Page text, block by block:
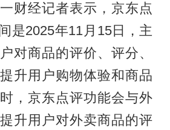
财经记者表示，京东点
是2025年11月15日，主
对商品的评价、评分、
升用户购物体验和商品
，京东点评功能会与外
升用户对外卖商品的评